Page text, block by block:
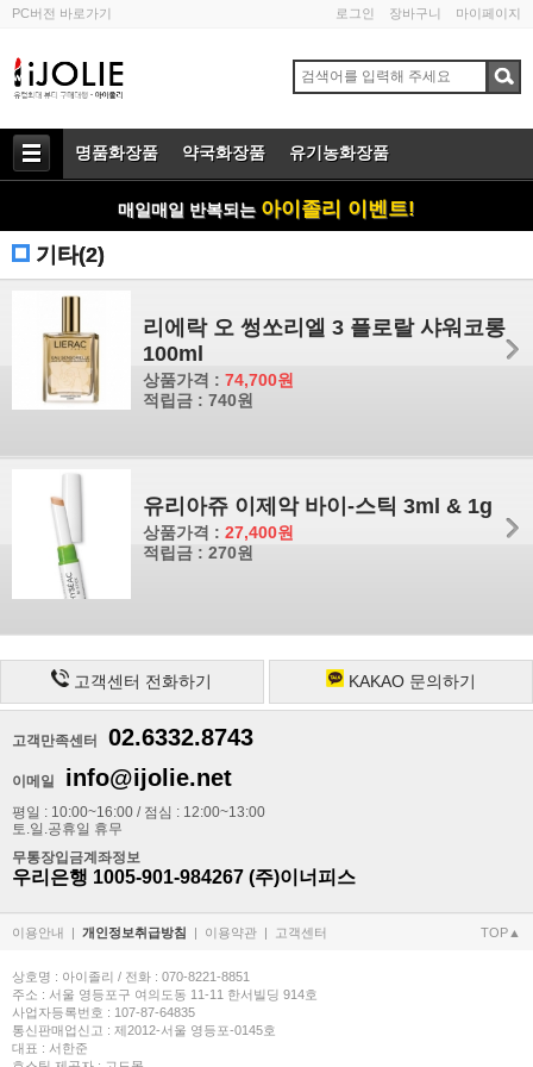
PC버전 바로가기 로그인 장바구니 마이페이지
명품화장품 약국화장품 유기농화장품
매일매일 반복되는 아이졸리 이벤트!
기타(2)
리에락 오 썽쏘리엘 3 플로랄 샤워코롱
100ml
상품가격 : 74,700원
적립금 : 740원
유리아쥬 이제악 바이-스틱 3ml & 1g
상품가격 : 27,400원
적립금 : 270원
고객센터 전화하기 KAKAO 문의하기
고객만족센터 02.6332.8743
이메일 info@ijolie.net
평일 : 10:00~16:00 / 점심 : 12:00~13:00
토.일.공휴일 휴무
무통장입금계좌정보
우리은행 1005-901-984267 (주)이너피스
이용안내 | 개인정보취급방침 | 이용약관 | 고객센터 TOP▲
상호명 : 아이졸리 / 전화 : 070-8221-8851
주소 : 서울 영등포구 여의도동 11-11 한서빌딩 914호
사업자등록번호 : 107-87-64835
통신판매업신고 : 제2012-서울 영등포-0145호
대표 : 서한준